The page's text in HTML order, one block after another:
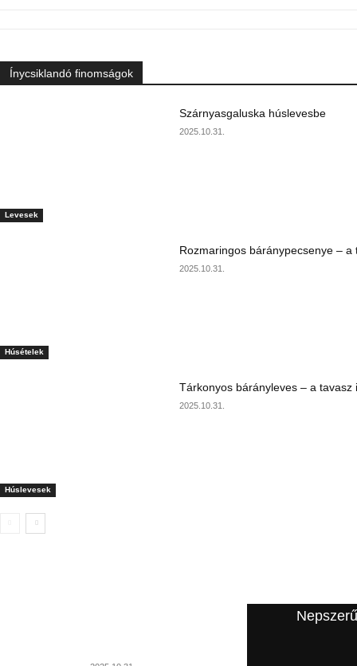
Ínycsiklandó finomságok
Levesek
Szárnyasgaluska húslevesbe
2025.10.31.
Húsételek
Rozmaringos báránypecsenye – a
2025.10.31.
Húslevesek
Tárkonyos bárányleves – a tavasz
2025.10.31.